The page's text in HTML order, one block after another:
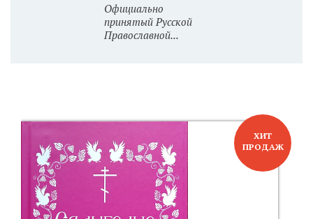
Официально
принятый Русской
Православной...
ХИТ
ПРОДАЖ